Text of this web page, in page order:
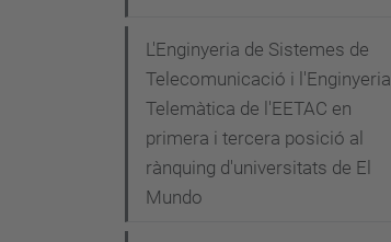
L'Enginyeria de Sistemes de
Telecomunicació i l'Enginyeria
Telemàtica de l'EETAC en
primera i tercera posició al
rànquing d'universitats de El
Mundo